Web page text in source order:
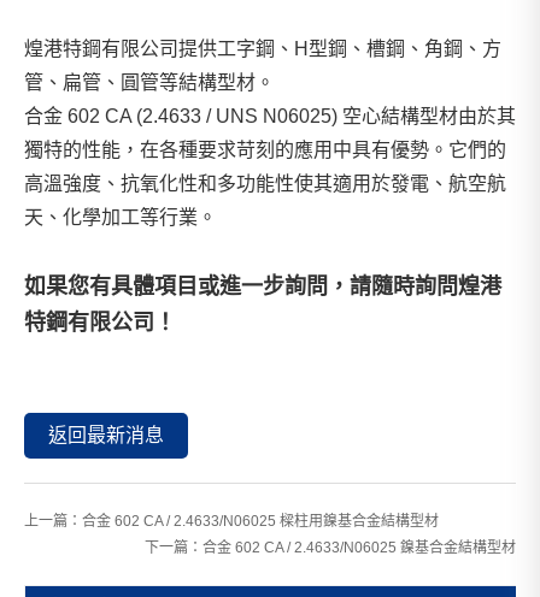
煌港特鋼有限公司提供工字鋼、H型鋼、槽鋼、角鋼、方
管、扁管、圓管等結構型材。
合金 602 CA (2.4633 / UNS N06025) 空心結構型材由於其
獨特的性能，在各種要求苛刻的應用中具有優勢。它們的
高溫強度、抗氧化性和多功能性使其適用於發電、航空航
天、化學加工等行業。
如果您有具體項目或進一步詢問，請隨時詢問煌港
特鋼有限公司 ！
返回最新消息
上一篇： 合金 602 CA / 2.4633/N06025 樑柱用鎳基合金結構型材
下一篇： 合金 602 CA / 2.4633/N06025 鎳基合金結構型材